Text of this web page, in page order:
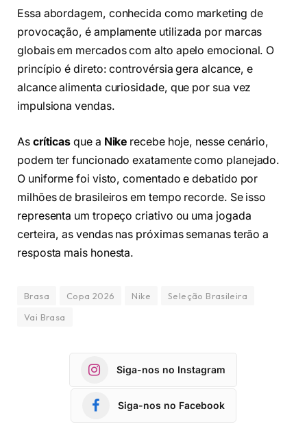
Essa abordagem, conhecida como marketing de
provocação, é amplamente utilizada por marcas
globais em mercados com alto apelo emocional. O
princípio é direto: controvérsia gera alcance, e
alcance alimenta curiosidade, que por sua vez
impulsiona vendas.
As críticas que a Nike recebe hoje, nesse cenário,
podem ter funcionado exatamente como planejado.
O uniforme foi visto, comentado e debatido por
milhões de brasileiros em tempo recorde. Se isso
representa um tropeço criativo ou uma jogada
certeira, as vendas nas próximas semanas terão a
resposta mais honesta.
Brasa Copa 2026 Nike
Seleção Brasileira
Vai Brasa
Siga-nos no Instagram
Siga-nos no Facebook